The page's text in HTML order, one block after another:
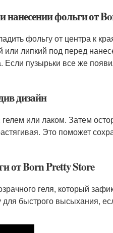
нанесении фольги от
фольгу от центра к
или липкий под перед
Если пузырьки все же
дизайн
или лаком. Затем
Это поможет
от Born Pretty Store
геля, который
быстрого высыхания,